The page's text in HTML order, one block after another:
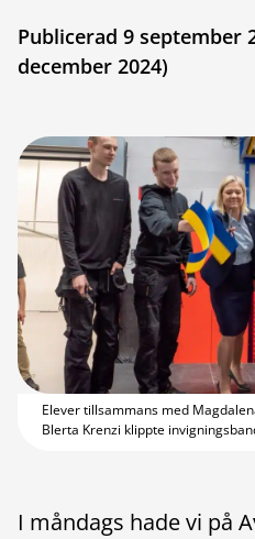
Publicerad 9 september
december 2024)
Elever tillsammans med
Blerta Krenzi klippte
I måndags hade vi på